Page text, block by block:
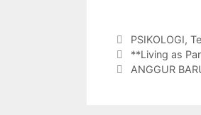
c
e
b
itt
er
Categories
PSIKOLOGI,
**Living as
ANGGUR